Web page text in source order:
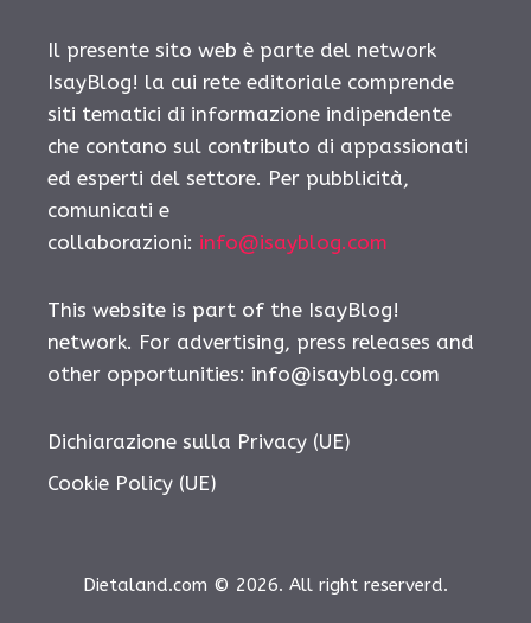
Il presente sito web è parte del network
IsayBlog! la cui rete editoriale comprende
siti tematici di informazione indipendente
che contano sul contributo di appassionati
ed esperti del settore. Per pubblicità,
comunicati e
collaborazioni: info@isayblog.com
This website is part of the IsayBlog!
network. For advertising, press releases and
other opportunities: info@isayblog.com
Dichiarazione sulla Privacy (UE)
Cookie Policy (UE)
Dietaland.com © 2026. All right reserverd.